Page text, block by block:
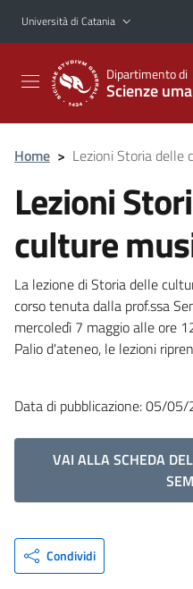
Vai al contenuto principale
Vai al menu di navigazione
Università di Catania
Dipartimento di
Scienze
Home > Lezioni Storia delle
Lezioni
culture
La lezione di Storia delle
corso tenuta dalla prof.ssa
mercoledì 7 maggio alle ore
Palio d'ateneo, le lezioni
Data di pubblicazione: 05/
VAI ALLA SCHEDA
Condividi